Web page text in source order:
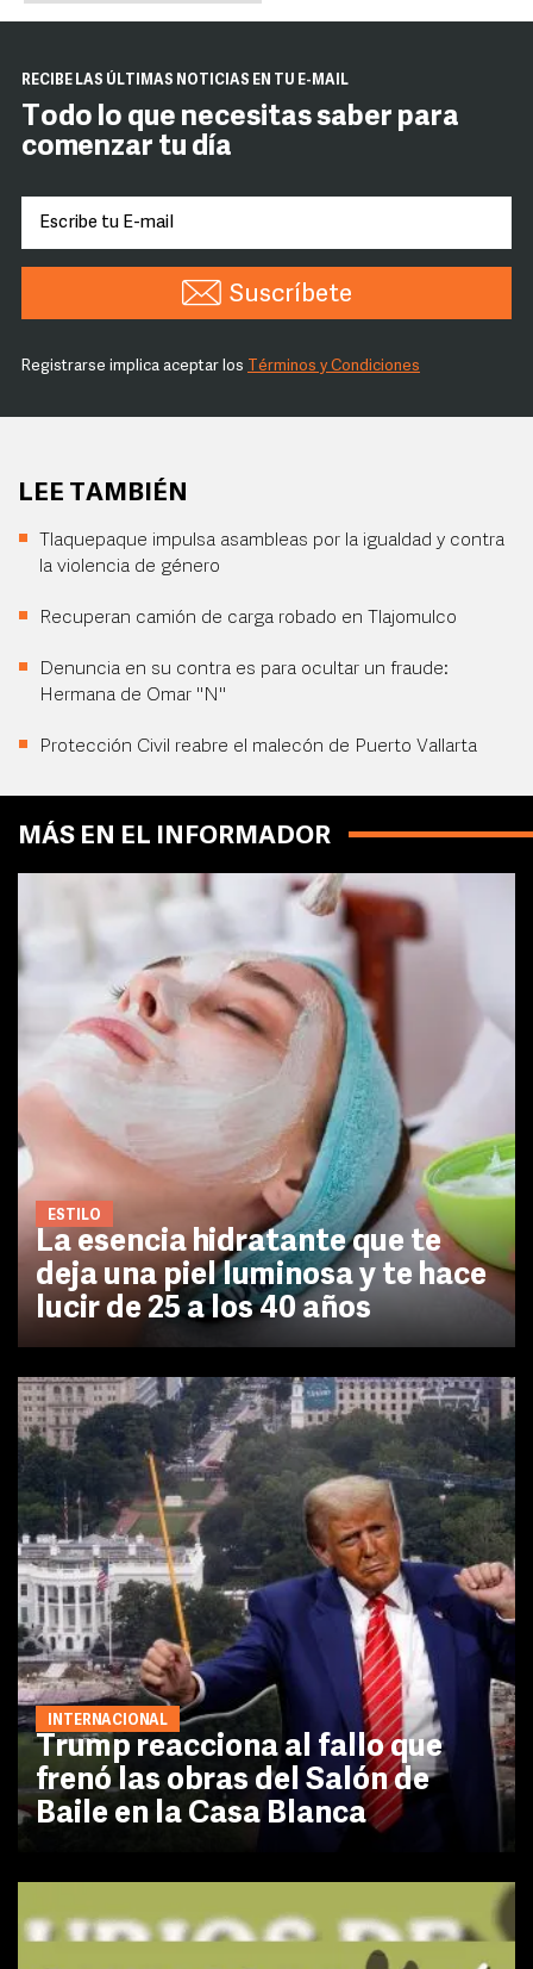
RECIBE LAS ÚLTIMAS NOTICIAS EN TU E-MAIL
Todo lo que necesitas saber para
comenzar tu día
Suscríbete
Registrarse implica aceptar los Términos y Condiciones
LEE TAMBIÉN
Tlaquepaque impulsa asambleas por la igualdad y contra
la violencia de género
Recuperan camión de carga robado en Tlajomulco
Denuncia en su contra es para ocultar un fraude:
Hermana de Omar "N"
Protección Civil reabre el malecón de Puerto Vallarta
MÁS EN EL INFORMADOR
ESTILO
La esencia hidratante que te
deja una piel luminosa y te hace
lucir de 25 a los 40 años
INTERNACIONAL
Trump reacciona al fallo que
frenó las obras del Salón de
Baile en la Casa Blanca